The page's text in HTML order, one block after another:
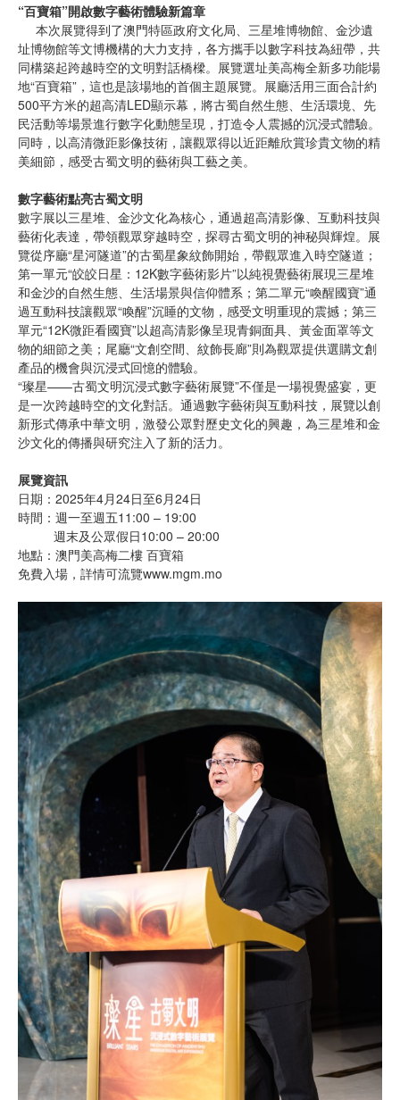
“百寶箱”開啟數字藝術體驗新篇章
本次展覽得到了澳門特區政府文化局、三星堆博物館、金沙遺
址博物館等文博機構的大力支持，各方攜手以數字科技為紐帶，共
同構築起跨越時空的文明對話橋樑。展覽選址美高梅全新多功能場
地“百寶箱”，這也是該場地的首個主題展覽。展廳活用三面合計約
500平方米的超高清LED顯示幕，將古蜀自然生態、生活環境、先
民活動等場景進行數字化動態呈現，打造令人震撼的沉浸式體驗。
同時，以高清微距影像技術，讓觀眾得以近距離欣賞珍貴文物的精
美細節，感受古蜀文明的藝術與工藝之美。
數字藝術點亮古蜀文明
數字展以三星堆、金沙文化為核心，通過超高清影像、互動科技與
藝術化表達，帶領觀眾穿越時空，探尋古蜀文明的神秘與輝煌。展
覽從序廳“星河隧道”的古蜀星象紋飾開始，帶觀眾進入時空隧道；
第一單元“皎皎日星：12K數字藝術影片”以純視覺藝術展現三星堆
和金沙的自然生態、生活場景與信仰體系；第二單元“喚醒國寶”通
過互動科技讓觀眾“喚醒”沉睡的文物，感受文明重現的震撼；第三
單元“12K微距看國寶”以超高清影像呈現青銅面具、黃金面罩等文
物的細節之美；尾廳“文創空間、紋飾長廊”則為觀眾提供選購文創
產品的機會與沉浸式回憶的體驗。
“璨星——古蜀文明沉浸式數字藝術展覽”不僅是一場視覺盛宴，更
是一次跨越時空的文化對話。通過數字藝術與互動科技，展覽以創
新形式傳承中華文明，激發公眾對歷史文化的興趣，為三星堆和金
沙文化的傳播與研究注入了新的活力。
展覽資訊
日期：2025年4月24日至6月24日
時間：週一至週五11:00 – 19:00
週末及公眾假日10:00 – 20:00
地點：澳門美高梅二樓 百寶箱
免費入場，詳情可流覽www.mgm.mo